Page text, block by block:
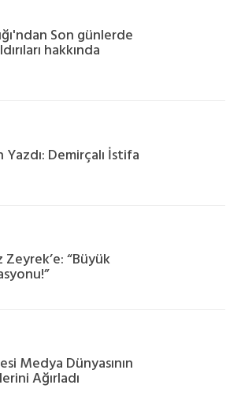
Son günlerde
hakkında
Demirçalı İstifa
“Büyük
Medya Dünyasının
Ağırladı